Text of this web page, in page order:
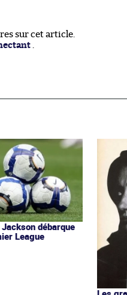
sur cet article.
.
débarque
League